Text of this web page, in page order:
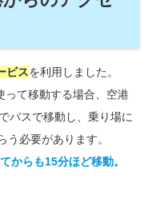
ビスを利用しました。
って移動する場合、空港
バスで移動し、乗り場に
必要があります。
からも15分ほど移動。